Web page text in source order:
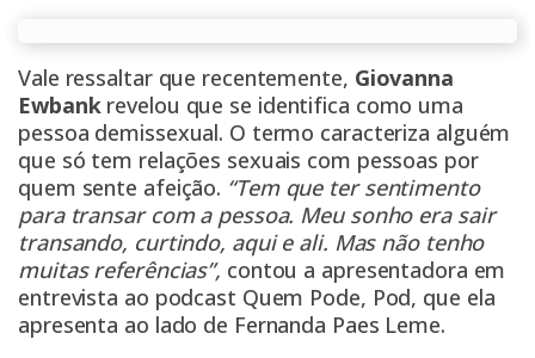
Vale ressaltar que recentemente, Giovanna
Ewbankrevelou que se identifica como uma
pessoa demissexual. O termo caracteriza alguém
que só tem relações sexuais com pessoas por
quem sente afeição. “Tem que ter sentimento
para transar com a pessoa. Meu sonho era sair
transando, curtindo, aqui e ali. Mas não tenho
muitas referências”, contou a apresentadora em
entrevista ao podcast Quem Pode, Pod, que ela
apresenta ao lado de Fernanda Paes Leme.